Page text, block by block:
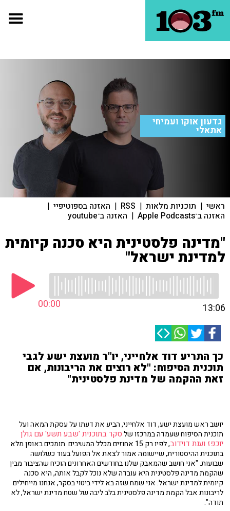
גדעון אוקו ועמיחי
אתאלי
ראשי | תוכניות מלאות |
RSS
| האזנה בספוטיפיי |
האזנה ב־Apple Podcasts | האזנה ב־youtube
"מדינה פלסטינית היא סכנה קיומית
למדינת ישראל"
00:00 13:06
כך התריע דוד אלחייני, יו"ר מועצת ישע לגבי
תוכנית הסיפוח: "לא רוצים את הריבונות, אם
זאת ההקמה של מדינת פלסטינית"
יושב ראש מועצת ישע, דוד אלחייני, הביע את דעתו על עסקת המאה ועל
תוכנית הסיפוח שעמדה במרכזו שלסקר בתוכנית 'שבע תשע' עם גולן
יוכפז וענת דוידוב
, לפיו רק 15 אחוזים מכלל המשיבים תומכים באופן מלא
בתוכנית ההיסטורית, שיישומה אמור לצאת אל הפועל בעוד כשלושה
שבועות. "אני חושב שהמאבק שלנו בחודשים האחרונים הוכיח שהציבור מבין
שהקמת מדינה פלסטינית היא עובדה שלא נוכל לקבל אותה, היא סכנה
קיומית למדינת ישראל. אני שמח שזה בא לידי ביטוי בסקר, אנחנו מייחילים
לריבונות אבל הקמת מדינה פלסטינית בלב ליבה של שטח מדינת ישראל, לא
תודה".